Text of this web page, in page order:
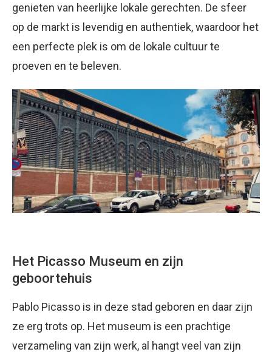
genieten van heerlijke lokale gerechten. De sfeer
op de markt is levendig en authentiek, waardoor het
een perfecte plek is om de lokale cultuur te
proeven en te beleven.
Het Picasso Museum en zijn
geboortehuis
Pablo Picasso is in deze stad geboren en daar zijn
ze erg trots op. Het museum is een prachtige
verzameling van zijn werk, al hangt veel van zijn